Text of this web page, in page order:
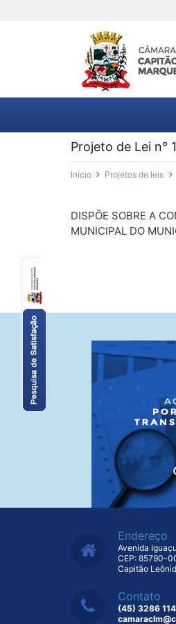
Projeto de Lei n°
Início Projetos de leis
DISPÕE SOBRE A
MUNICIPAL DO
Endereço
Avenida
CEP: 85790-
Capitão
Contato
(45) 3286